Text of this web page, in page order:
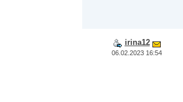
irina12
06.02.2023 16:54